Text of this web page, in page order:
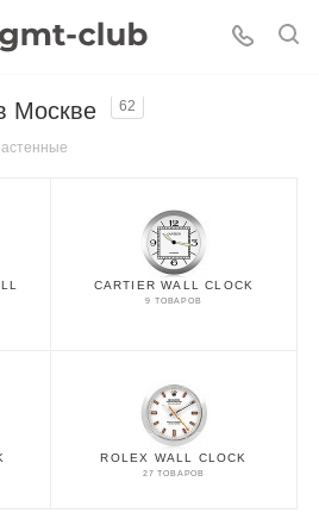
Москве 62
CARTIER WALL CLOCK
9 ТОВАРОВ
ROLEX WALL CLOCK
27 ТОВАРОВ